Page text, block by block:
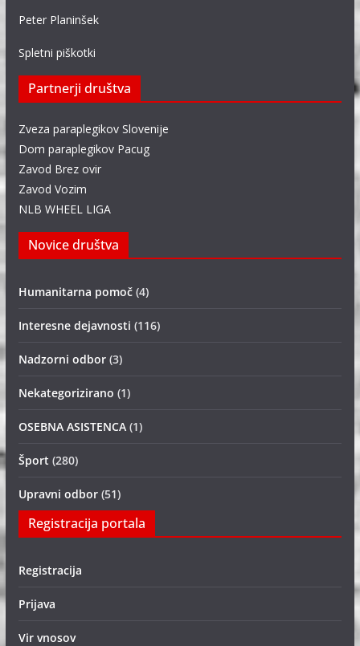
Peter Planinšek
Spletni piškotki
Partnerji društva
Zveza paraplegikov Slovenije
Dom paraplegikov Pacug
Zavod Brez ovir
Zavod Vozim
NLB WHEEL LIGA
Novice društva
Humanitarna pomoč(4)
Interesne dejavnosti (116)
Nadzorni odbor(3)
Nekategorizirano (1)
OSEBNA ASISTENCA(1)
Šport (280)
Upravni odbor(51)
Registracija portala
Registracija
Prijava
Vir vnosov